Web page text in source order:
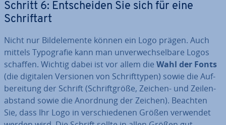
Schritt 6: Ent­schei­den Sie sich für eine
Schrift­art
Nicht nur Bild­ele­men­te können ein Logo prägen. Auch
mittels Ty­po­gra­fie kann man un­ver­wech­sel­ba­re Logos
schaffen. Wichtig dabei ist vor allem die Wahl der Fonts
(die digitalen Versionen von Schrift­ty­pen) sowie die Auf­
be­rei­tung der Schrift (Schrift­grö­ße, Zeichen- und Zei­len­
ab­stand sowie die Anordnung der Zeichen). Beachten
Sie, dass Ihr Logo in ver­schie­de­nen Größen verwendet